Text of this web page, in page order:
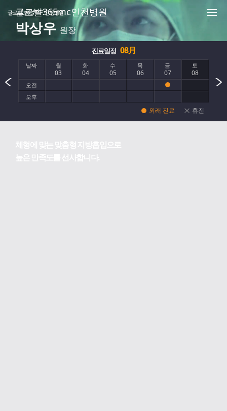
의료진
글로벌365mc인천병원
박상우 원장
진료일정 08月
날짜 월
03
화
04
수
05
목
06
금
07
토
08
오전
오후
외래 진료 휴진